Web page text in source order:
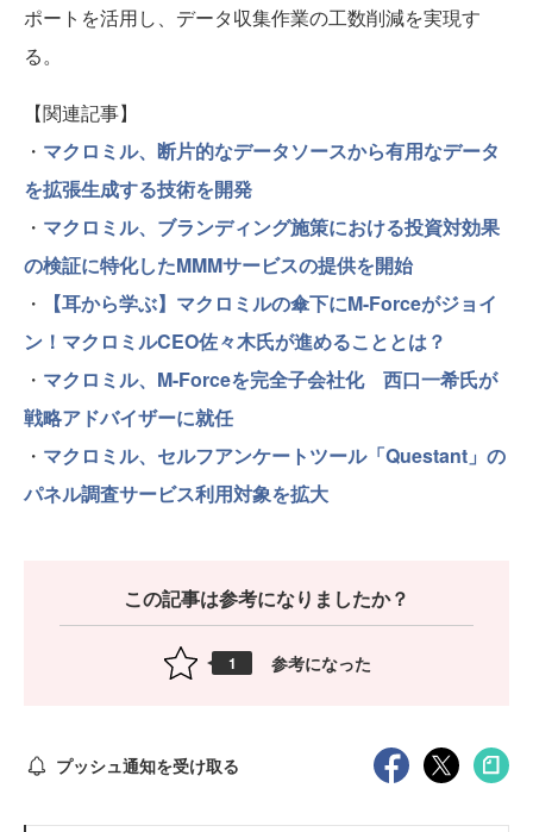
ポートを活用し、データ収集作業の工数削減を実現す
る。
【関連記事】
・ マクロミル、断片的なデータソースから有用なデータ
を拡張生成する技術を開発
・ マクロミル、ブランディング施策における投資対効果
の検証に特化したMMMサービスの提供を開始
・
【耳から学ぶ】マクロミルの傘下にM-Forceがジョイ
ン！マクロミルCEO佐々木氏が進めることとは？
・ マクロミル、M-Forceを完全子会社化 西口一希氏が
戦略アドバイザーに就任
・ マクロミル、セルフアンケートツール「Questant」の
パネル調査サービス利用対象を拡大
この記事は参考になりましたか？
1 参考になった
プッシュ通知を受け取る